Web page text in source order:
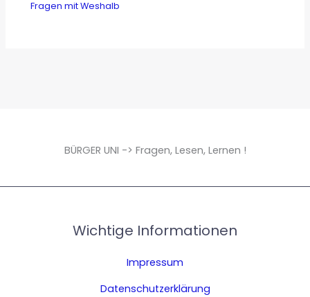
Fragen mit Weshalb
BÜRGER UNI -> Fragen, Lesen, Lernen !
Wichtige Informationen
Impressum
Datenschutzerklärung